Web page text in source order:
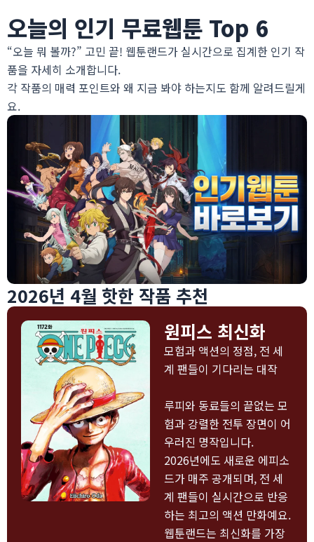
오늘의 인기 무료웹툰 Top 6
“오늘 뭐 볼까?” 고민 끝! 웹툰랜드가 실시간으로 집계한 인기 작
품을 자세히 소개합니다.
각 작품의 매력 포인트와 왜 지금 봐야 하는지도 함께 알려드릴게
요.
2026년 4월 핫한 작품 추천
원피스 최신화
모험과 액션의 정점, 전 세
계 팬들이 기다리는 대작
루피와 동료들의 끝없는 모
험과 강렬한 전투 장면이 어
우러진 명작입니다.
2026년에도 새로운 에피소
드가 매주 공개되며, 전 세
계 팬들이 실시간으로 반응
하는 최고의 액션 만화예요.
웹툰랜드는 최신화를 가장